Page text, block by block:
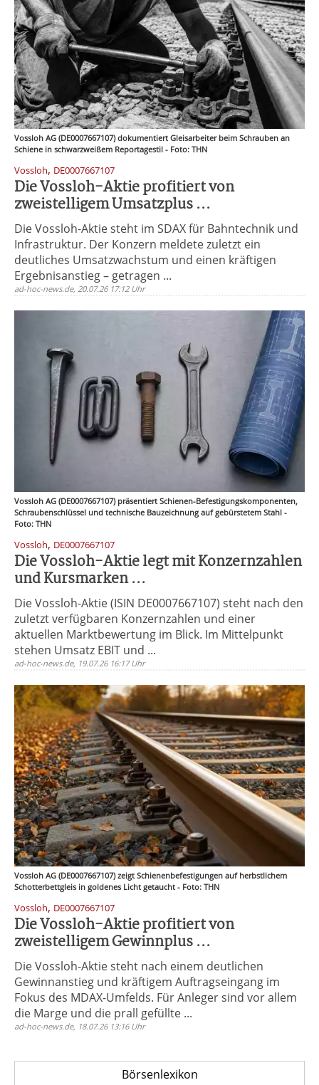
Vossloh AG (DE0007667107) dokumentiert Gleisarbeiter beim Schrauben an
Schiene in schwarzweißem Reportagestil - Foto: THN
Vossloh, DE0007667107
Die Vossloh-Aktie profitiert von
zweistelligem Umsatzplus ...
Die Vossloh-Aktie steht im SDAX für Bahntechnik und
Infrastruktur. Der Konzern meldete zuletzt ein
deutliches Umsatzwachstum und einen kräftigen
Ergebnisanstieg – getragen ...
ad-hoc-news.de, 20.07.26 17:12 Uhr
Vossloh AG (DE0007667107) präsentiert Schienen-Befestigungskomponenten,
Schraubenschlüssel und technische Bauzeichnung auf gebürstetem Stahl -
Foto: THN
Vossloh, DE0007667107
Die Vossloh-Aktie legt mit Konzernzahlen
und Kursmarken ...
Die Vossloh-Aktie (ISIN DE0007667107) steht nach den
zuletzt verfügbaren Konzernzahlen und einer
aktuellen Marktbewertung im Blick. Im Mittelpunkt
stehen Umsatz EBIT und ...
ad-hoc-news.de, 19.07.26 16:17 Uhr
Vossloh AG (DE0007667107) zeigt Schienenbefestigungen auf herbstlichem
Schotterbettgleis in goldenes Licht getaucht - Foto: THN
Vossloh, DE0007667107
Die Vossloh-Aktie profitiert von
zweistelligem Gewinnplus ...
Die Vossloh-Aktie steht nach einem deutlichen
Gewinnanstieg und kräftigem Auftragseingang im
Fokus des MDAX-Umfelds. Für Anleger sind vor allem
die Marge und die prall gefüllte ...
ad-hoc-news.de, 18.07.26 13:16 Uhr
Börsenlexikon